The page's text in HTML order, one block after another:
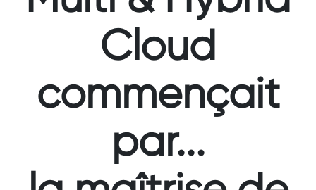
Cloud
commençait
par...